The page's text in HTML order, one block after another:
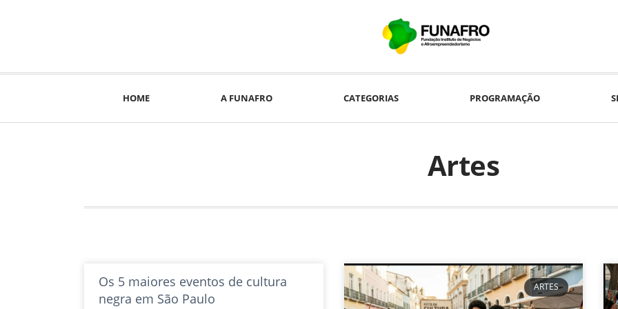
HOME A FUNAFRO CATEGORIAS PROGRAMAÇÃO
Artes
Os 5 maiores eventos de cultura
negra em São Paulo
ARTES